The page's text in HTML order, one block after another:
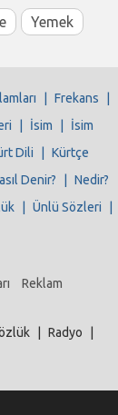
Yemek
Frekans
İsim
İsim
Dili
Kürtçe
Denir?
Nedir?
Ünlü Sözleri
Reklam
Radyo